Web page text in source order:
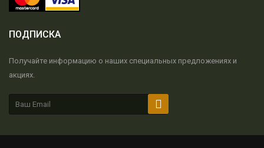
ПОДПИСКА
Получайте информацию о наших специальных предложениях и
акциях.